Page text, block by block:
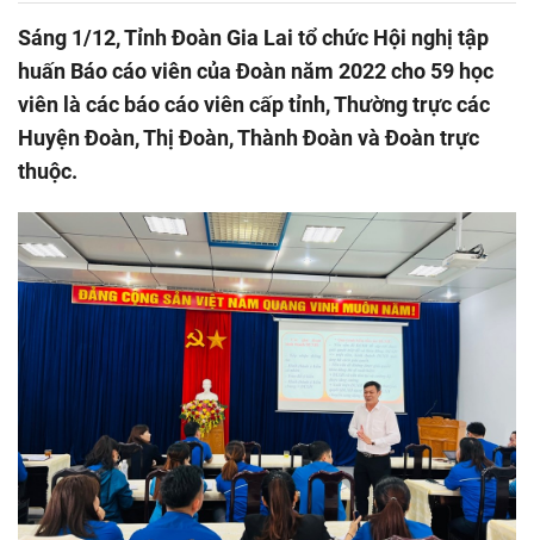
Sáng 1/12, Tỉnh Đoàn Gia Lai tổ chức Hội nghị tập
huấn Báo cáo viên của Đoàn năm 2022 cho 59 học
viên là các báo cáo viên cấp tỉnh, Thường trực các
Huyện Đoàn, Thị Đoàn, Thành Đoàn và Đoàn trực
thuộc.